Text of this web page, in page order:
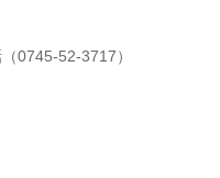
0745-52-3717）